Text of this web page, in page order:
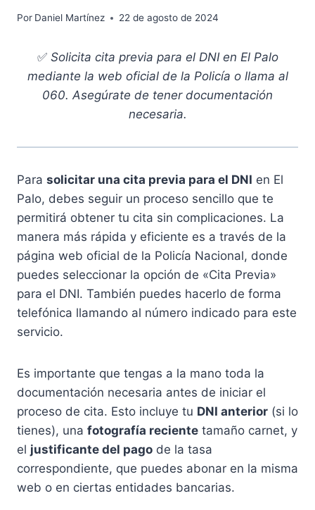
Por Daniel Martínez 22 de agosto de 2024
✅ Solicita cita previa para el DNI en El Palo
mediante la web oficial de la Policía o llama al
060. Asegúrate de tener documentación
necesaria.
Para solicitar una cita previa para el DNI en El
Palo, debes seguir un proceso sencillo que te
permitirá obtener tu cita sin complicaciones. La
manera más rápida y eficiente es a través de la
página web oficial de la Policía Nacional, donde
puedes seleccionar la opción de «Cita Previa»
para el DNI. También puedes hacerlo de forma
telefónica llamando al número indicado para este
servicio.
Es importante que tengas a la mano toda la
documentación necesaria antes de iniciar el
proceso de cita. Esto incluye tu DNI anterior (si lo
tienes), una fotografía reciente tamaño carnet, y
el justificante del pago de la tasa
correspondiente, que puedes abonar en la misma
web o en ciertas entidades bancarias.